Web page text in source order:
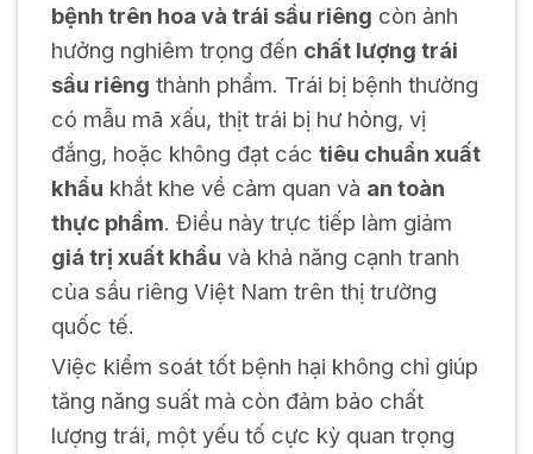
bệnh trên hoa và trái sầu riêng còn ảnh
hưởng nghiêm trọng đến chất lượng trái
sầu riêng thành phẩm. Trái bị bệnh thường
có mẫu mã xấu, thịt trái bị hư hỏng, vị
đắng, hoặc không đạt các tiêu chuẩn xuất
khẩu khắt khe về cảm quan và an toàn
thực phẩm. Điều này trực tiếp làm giảm
giá trị xuất khẩu và khả năng cạnh tranh
của sầu riêng Việt Nam trên thị trường
quốc tế.
Việc kiểm soát tốt bệnh hại không chỉ giúp
tăng năng suất mà còn đảm bảo chất
lượng trái, một yếu tố cực kỳ quan trọng